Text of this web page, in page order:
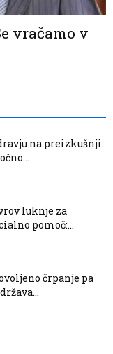
vračamo v
na preizkušnji:
luknje za
pomoč:...
črpanje pa